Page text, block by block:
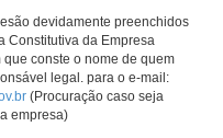
devidamente preenchidos
Constitutiva da Empresa
conste o nome de quem
legal. para o e-mail:
(Procuração caso seja
empresa)